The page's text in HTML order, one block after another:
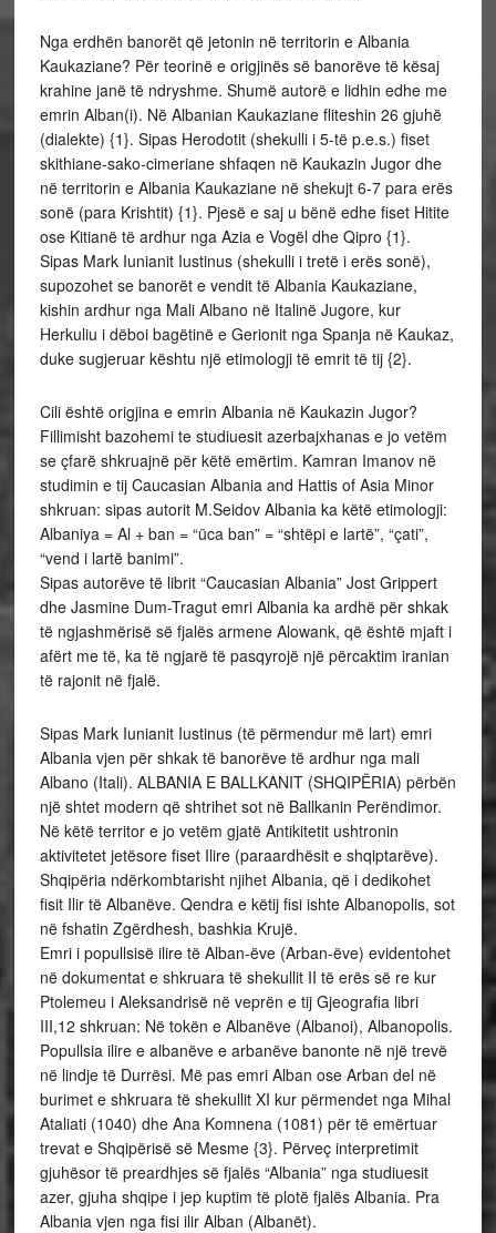
Nga erdhën banorët që jetonin në territorin e Albania
Kaukaziane? Për teorinë e origjinës së banorëve të kësaj
krahine janë të ndryshme. Shumë autorë e lidhin edhe me
emrin Alban(i). Në Albanian Kaukaziane fliteshin 26 gjuhë
(dialekte) {1}. Sipas Herodotit (shekulli i 5-të p.e.s.) fiset
skithiane-sako-cimeriane shfaqen në Kaukazin Jugor dhe
në territorin e Albania Kaukaziane në shekujt 6-7 para erës
sonë (para Krishtit) {1}. Pjesë e saj u bënë edhe fiset Hitite
ose Kitianë të ardhur nga Azia e Vogël dhe Qipro {1}.
Sipas Mark Iunianit Iustinus (shekulli i tretë i erës sonë),
supozohet se banorët e vendit të Albania Kaukaziane,
kishin ardhur nga Mali Albano në Italinë Jugore, kur
Herkuliu i dëboi bagëtinë e Gerionit nga Spanja në Kaukaz,
duke sugjeruar kështu një etimologji të emrit të tij {2}.
Cili është origjina e emrin Albania në Kaukazin Jugor?
Fillimisht bazohemi te studiuesit azerbajxhanas e jo vetëm
se çfarë shkruajnë për këtë emërtim. Kamran Imanov në
studimin e tij Caucasian Albania and Hattis of Asia Minor
shkruan: sipas autorit M.Seidov Albania ka këtë etimologji:
Albaniya = Al + ban = “üca ban” = “shtëpi e lartë”, “çati”,
“vend i lartë banimi”.
Sipas autorëve të librit “Caucasian Albania” Jost Grippert
dhe Jasmine Dum-Tragut emri Albania ka ardhë për shkak
të ngjashmërisë së fjalës armene Alowank, që është mjaft i
afërt me të, ka të ngjarë të pasqyrojë një përcaktim iranian
të rajonit në fjalë.
Sipas Mark Iunianit Iustinus (të përmendur më lart) emri
Albania vjen për shkak të banorëve të ardhur nga mali
Albano (Itali). ALBANIA E BALLKANIT (SHQIPËRIA) përbën
një shtet modern që shtrihet sot në Ballkanin Perëndimor.
Në këtë territor e jo vetëm gjatë Antikitetit ushtronin
aktivitetet jetësore fiset Ilire (paraardhësit e shqiptarëve).
Shqipëria ndërkombtarisht njihet Albania, që i dedikohet
fisit Ilir të Albanëve. Qendra e këtij fisi ishte Albanopolis, sot
në fshatin Zgërdhesh, bashkia Krujë.
Emri i popullsisë ilire të Alban-ëve (Arban-ëve) evidentohet
në dokumentat e shkruara të shekullit II të erës së re kur
Ptolemeu i Aleksandrisë në veprën e tij Gjeografia libri
III,12 shkruan: Në tokën e Albanëve (Albanoi), Albanopolis.
Popullsia ilire e albanëve e arbanëve banonte në një trevë
në lindje të Durrësi. Më pas emri Alban ose Arban del në
burimet e shkruara të shekullit XI kur përmendet nga Mihal
Ataliati (1040) dhe Ana Komnena (1081) për të emërtuar
trevat e Shqipërisë së Mesme {3}. Përveç interpretimit
gjuhësor të preardhjes së fjalës “Albania” nga studiuesit
azer, gjuha shqipe i jep kuptim të plotë fjalës Albania. Pra
Albania vjen nga fisi ilir Alban (Albanët).